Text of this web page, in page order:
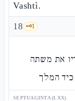
Vashtì.
18 🗝️1
את משתה
המלך
SEPTUAGINTA (LXX)